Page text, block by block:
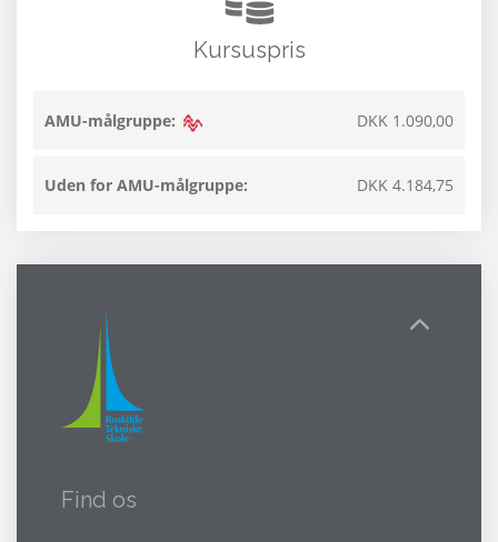
Kursuspris
AMU-målgruppe: DKK 1.090,00
Uden for AMU-målgruppe: DKK 4.184,75
Find os